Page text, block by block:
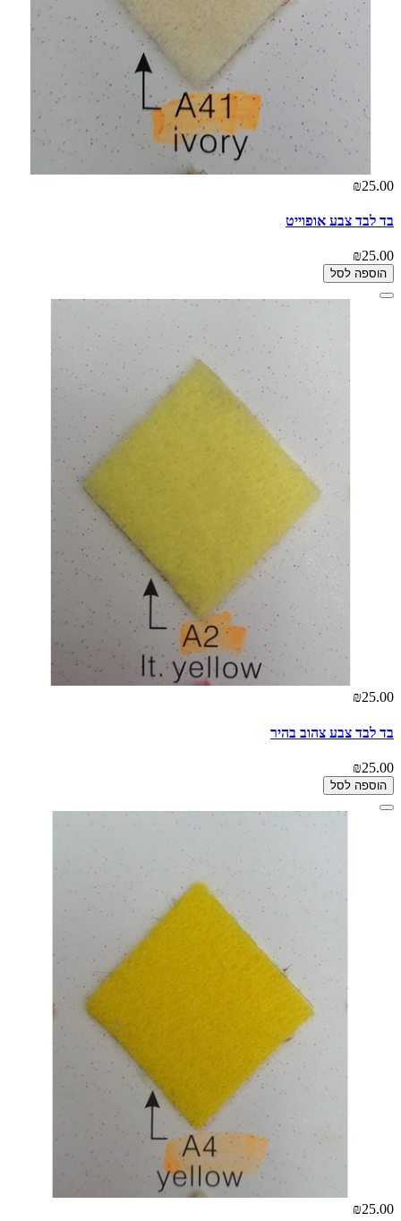
₪25.00
בד לבד צבע אופוייט
₪25.00
הוספה לסל
₪25.00
בד לבד צבע צהוב בהיר
₪25.00
הוספה לסל
₪25.00